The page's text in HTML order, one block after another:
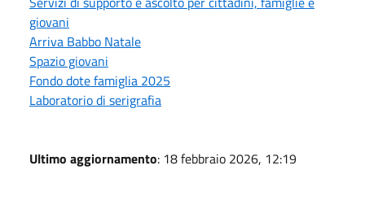
giovani
Arriva Babbo Natale
Spazio giovani
Fondo dote famiglia 2025
Laboratorio di serigrafia
Ultimo aggiornamento: 18 febbraio 2026, 12:19